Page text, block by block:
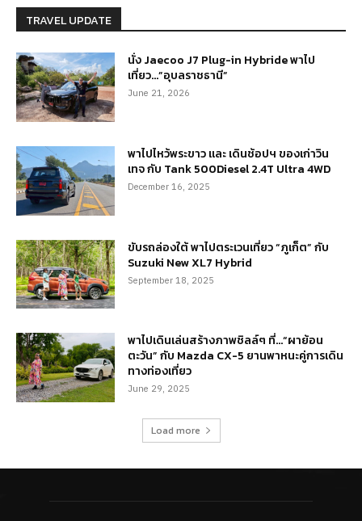
TRAVEL UPDATE
นั่ง Jaecoo J7 Plug-in Hybride พาไป
เที่ยว…”อุบลราชธานี”
June 21, 2026
พาไปไหว้พระขาว และ เดินช้อปฯ ของเก่าวิน
เทจ กับ Tank 500Diesel 2.4T Ultra 4WD
December 16, 2025
ขับรถล่องใต้ พาไปตระเวนเที่ยว “ภูเก็ต” กับ
Suzuki New XL7 Hybrid
September 18, 2025
พาไปเดินเล่นสร้างภาพชิลล์ๆ ที่…“ผาย้อน
ตะวัน” กับ Mazda CX-5 ยานพาหนะคู่การเดิน
ทางท่องเที่ยว
June 29, 2025
Load more